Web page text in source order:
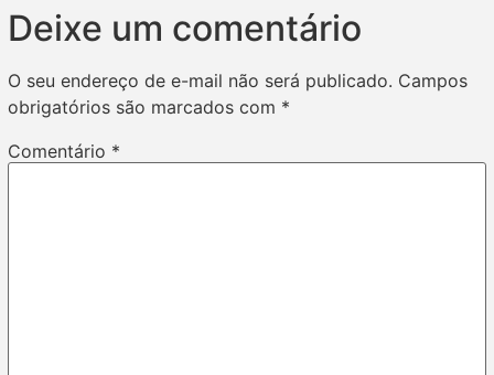
Deixe um comentário
O seu endereço de e-mail não será publicado. Campos
obrigatórios são marcados com *
Comentário *